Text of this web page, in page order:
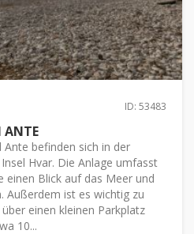
ID: 53483
ANTE
befinden sich in der
Hvar. Die Anlage umfasst
einen Blick auf das Meer und
Außerdem ist es wichtig zu
einen kleinen Parkplatz
10...